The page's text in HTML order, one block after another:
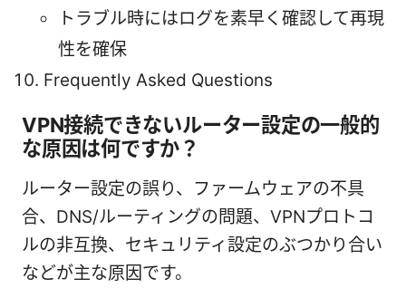
トラブル時にはログを素早く確認して再現
性を確保
Frequently Asked Questions
VPN接続できないルーター設定の一般的
な原因は何ですか？
ルーター設定の誤り、ファームウェアの不具
合、DNS/ルーティングの問題、VPNプロトコ
ルの非互換、セキュリティ設定のぶつかり合い
などが主な原因です。